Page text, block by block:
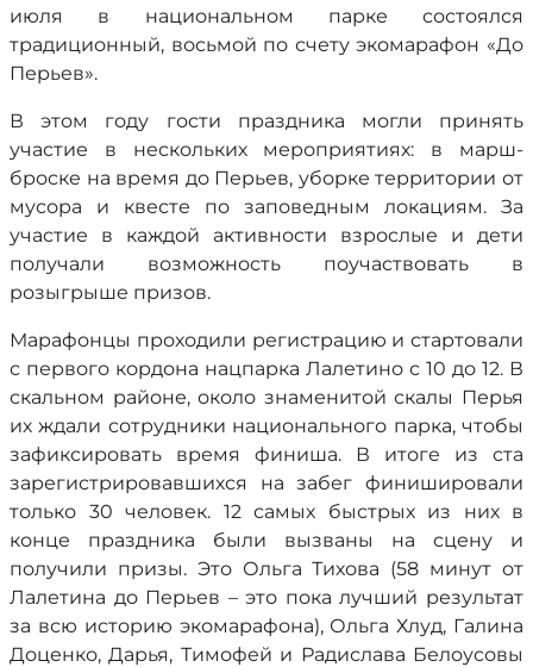
июля в национальном парке состоялся
традиционный, восьмой по счету экомарафон «До
Перьев».
В этом году гости праздника могли принять
участие в нескольких мероприятиях: в марш-
броске на время до Перьев, уборке территории от
мусора и квесте по заповедным локациям. За
участие в каждой активности взрослые и дети
получали возможность поучаствовать в
розыгрыше призов.
Марафонцы проходили регистрацию и стартовали
с первого кордона нацпарка Лалетино с 10 до 12. В
скальном районе, около знаменитой скалы Перья
их ждали сотрудники национального парка, чтобы
зафиксировать время финиша. В итоге из ста
зарегистрировавшихся на забег финишировали
только 30 человек. 12 самых быстрых из них в
конце праздника были вызваны на сцену и
получили призы. Это Ольга Тихова (58 минут от
Лалетина до Перьев – это пока лучший результат
за всю историю экомарафона), Ольга Хлуд, Галина
Доценко, Дарья, Тимофей и Радислава Белоусовы